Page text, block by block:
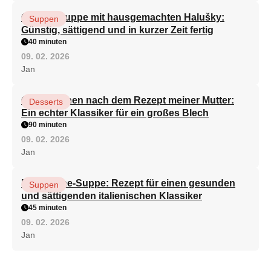
Gemüsesuppe mit hausgemachten Halušky:
Günstig, sättigend und in kurzer Zeit fertig
Suppen
40 minuten
09. 02. 2026
Jan
Quarkkuchen nach dem Rezept meiner Mutter:
Ein echter Klassiker für ein großes Blech
Desserts
90 minuten
09. 02. 2026
Jan
Minestrone-Suppe: Rezept für einen gesunden
und sättigenden italienischen Klassiker
Suppen
45 minuten
09. 02. 2026
Jan